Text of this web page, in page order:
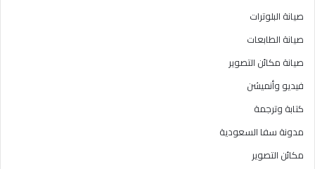
صيانة البلوترات
صيانة الطابعات
صيانة مكائن التصوير
فيديو وأنميشن
كتابة وترجمة
مدونة سفا السعودية
مكائن التصوير